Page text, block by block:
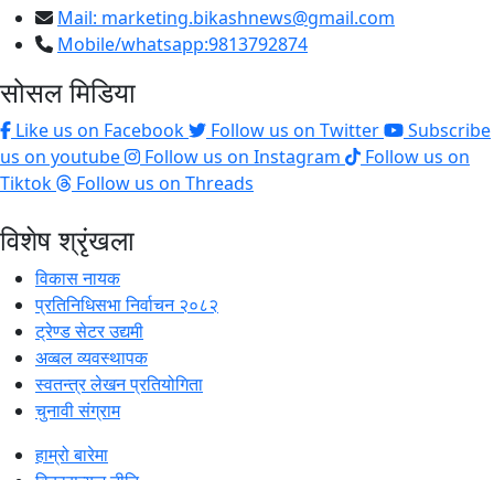
Mail: marketing.bikashnews@gmail.com
Mobile/whatsapp:9813792874
सोसल मिडिया
Like us on Facebook Follow us on Twitter
Subscribe
us on youtube
Follow us on Instagram
Follow us on
Tiktok
Follow us on Threads
विशेष श्रृंखला
विकास नायक
प्रतिनिधिसभा निर्वाचन २०८२
ट्रेण्ड सेटर उद्यमी
अव्बल व्यवस्थापक
स्वतन्त्र लेखन प्रतियोगिता
चुनावी संग्राम
हाम्रो बारेमा